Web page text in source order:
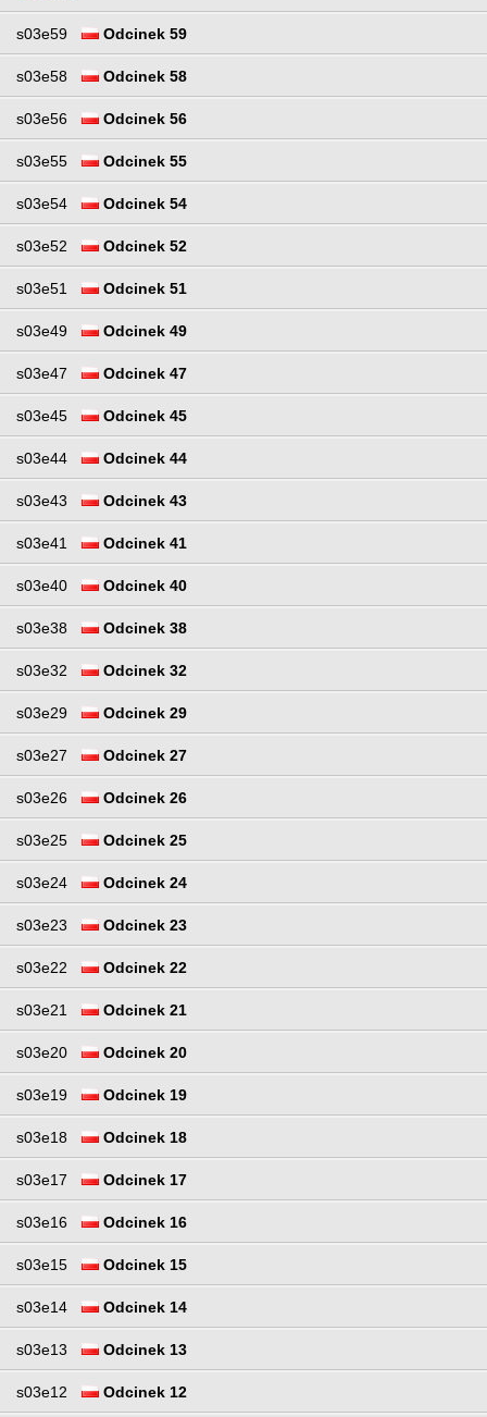
s03e59 Odcinek 59
s03e58 Odcinek 58
s03e56 Odcinek 56
s03e55 Odcinek 55
s03e54 Odcinek 54
s03e52 Odcinek 52
s03e51 Odcinek 51
s03e49 Odcinek 49
s03e47 Odcinek 47
s03e45 Odcinek 45
s03e44 Odcinek 44
s03e43 Odcinek 43
s03e41 Odcinek 41
s03e40 Odcinek 40
s03e38 Odcinek 38
s03e32 Odcinek 32
s03e29 Odcinek 29
s03e27 Odcinek 27
s03e26 Odcinek 26
s03e25 Odcinek 25
s03e24 Odcinek 24
s03e23 Odcinek 23
s03e22 Odcinek 22
s03e21 Odcinek 21
s03e20 Odcinek 20
s03e19 Odcinek 19
s03e18 Odcinek 18
s03e17 Odcinek 17
s03e16 Odcinek 16
s03e15 Odcinek 15
s03e14 Odcinek 14
s03e13 Odcinek 13
s03e12 Odcinek 12